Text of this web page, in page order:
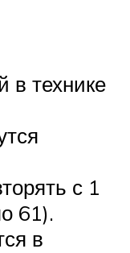
технике
с 1
61).
в